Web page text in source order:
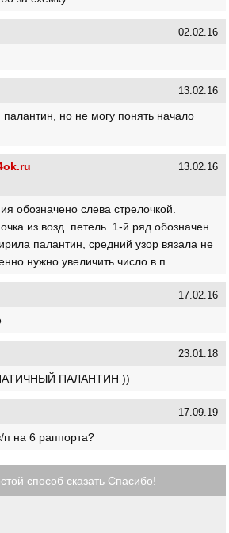
02.02.16
13.02.16
палантин, но не могу понять начало
13.02.16
обозначено слева стрелочкой.
из возд. петель. 1-й ряд обозначен
палантин, средний узор вязала не
нужно увеличить число в.п.
17.02.16
23.01.18
ПАЛАНТИН ))
17.09.19
п на 6 раппорта?
способ сказать Спасибо!